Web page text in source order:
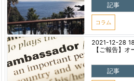
コラム
記事
【ご報告】
記事
2021-12-28